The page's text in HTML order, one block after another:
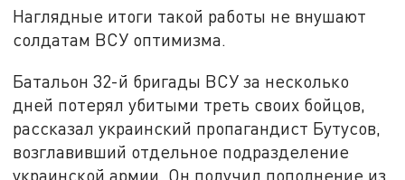
Наглядные итоги такой работы не внушают
солдатам ВСУ оптимизма.
Батальон 32-й бригады ВСУ за несколько
дней потерял убитыми треть своих бойцов,
рассказал украинский пропагандист Бутусов,
возглавивший отдельное подразделение
украинской армии. Он получил пополнение из